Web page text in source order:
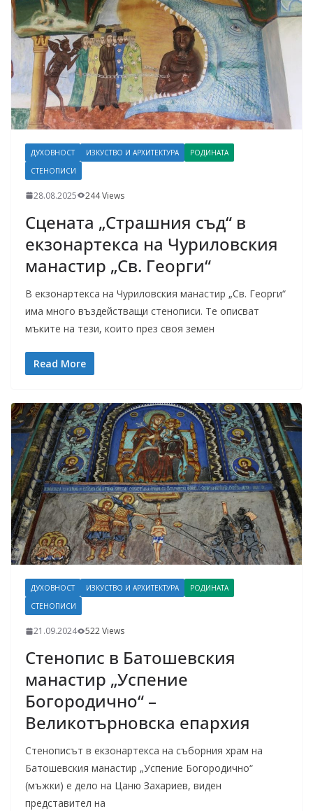
ДУХОВНОСТ ИЗКУСТВО И АРХИТЕКТУРА
РОДИНАТА
СТЕНОПИСИ
28.08.2025 244 Views
Сцената „Страшния съд“ в
екзонартекса на Чуриловския
манастир „Св. Георги“
В екзонартекса на Чуриловския манастир „Св. Георги“
има много въздействащи стенописи. Те описват
мъките на тези, които през своя земен
Read More
ДУХОВНОСТ ИЗКУСТВО И АРХИТЕКТУРА
РОДИНАТА
СТЕНОПИСИ
21.09.2024 522 Views
Стенопис в Батошевския
манастир „Успение
Богородично“ –
Великотърновска епархия
Стенописът в екзонартекса на съборния храм на
Батошевския манастир „Успение Богородично“
(мъжки) е дело на Цаню Захариев, виден
представител на